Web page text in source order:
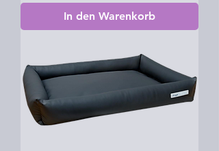
In den Warenkorb